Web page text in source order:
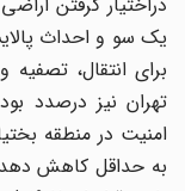
یک سو و احداث
برای انتقال،
تهران نیز درصدد
امنیت در منطقه
به حداقل کاهش دهد.